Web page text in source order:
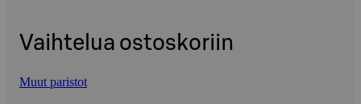
Vaihtelua ostoskoriin
Muut paristot